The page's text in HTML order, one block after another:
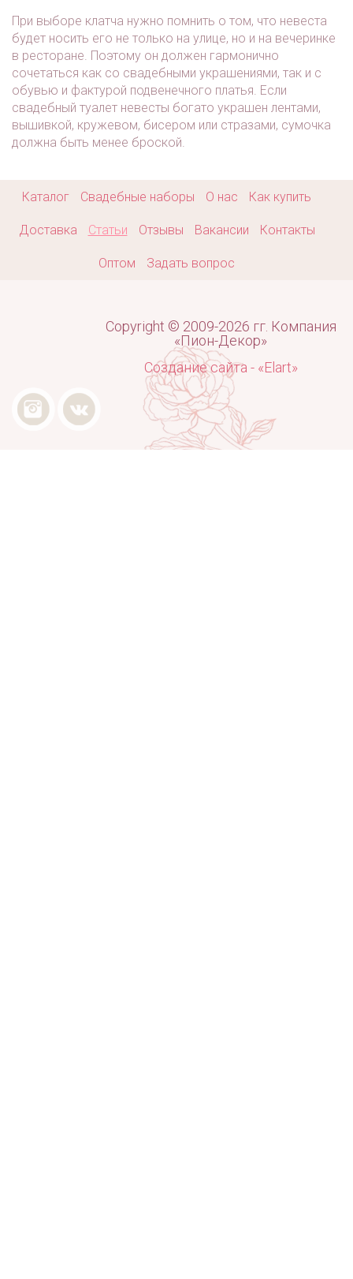
При выборе клатча нужно помнить о том, что невеста
будет носить его не только на улице, но и на вечеринке
в ресторане. Поэтому он должен гармонично
сочетаться как со свадебными украшениями, так и с
обувью и фактурой подвенечного платья. Если
свадебный туалет невесты богато украшен лентами,
вышивкой, кружевом, бисером или стразами, сумочка
должна быть менее броской.
Каталог Свадебные наборы О нас Как купить
Доставка Статьи Отзывы Вакансии Контакты
Оптом Задать вопрос
Copyright © 2009-2026 гг. Компания
«Пион-Декор»
Создание сайта - «Elart»